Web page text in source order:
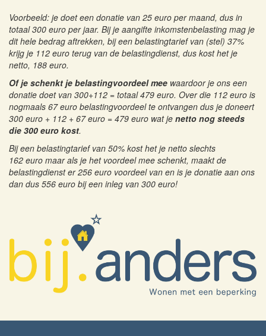
Voorbeeld: je doet een donatie van 25 euro per maand, dus in
totaal 300 euro per jaar. Bij je aangifte inkomstenbelasting mag je
dit hele bedrag aftrekken, bij een belastingtarief van (stel) 37%
krijg je 112 euro terug van de belastingdienst, dus kost het je
netto, 188 euro.
Of je schenkt je belastingvoordeel mee waardoor je ons een
donatie doet van 300+112 = totaal 479 euro. Over die 112 euro is
nogmaals 67 euro belastingvoordeel te ontvangen dus je doneert
300 euro + 112 + 67 euro = 479 euro wat je netto nog steeds
die 300 euro kost.
Bij een belastingtarief van 50% kost het je netto slechts
162 euro maar als je het voordeel mee schenkt, maakt de
belastingdienst er 256 euro voordeel van en is je donatie aan ons
dan dus 556 euro bij een inleg van 300 euro!